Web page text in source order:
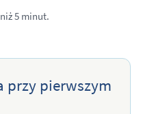
5 minut.
przy pierwszym